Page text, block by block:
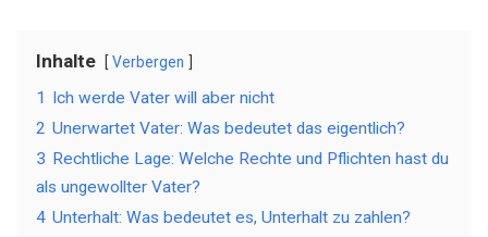
Inhalte Verbergen
1 Ich werde Vater will aber nicht
2 Unerwartet Vater: Was bedeutet das eigentlich?
3 Rechtliche Lage: Welche Rechte und Pflichten hast du
als ungewollter Vater?
4 Unterhalt: Was bedeutet es, Unterhalt zu zahlen?